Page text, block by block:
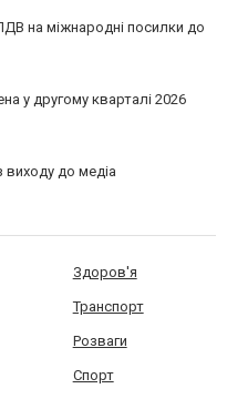
на міжнародні посилки до
у другому кварталі 2026
виходу до медіа
Здоров'я
Транспорт
Розваги
Спорт